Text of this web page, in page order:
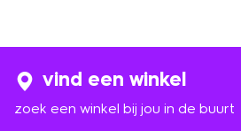
vind een winkel
zoek een winkel bij jou in de buurt